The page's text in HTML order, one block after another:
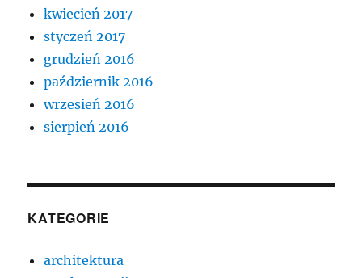
kwiecień 2017
styczeń 2017
grudzień 2016
październik 2016
wrzesień 2016
sierpień 2016
KATEGORIE
architektura